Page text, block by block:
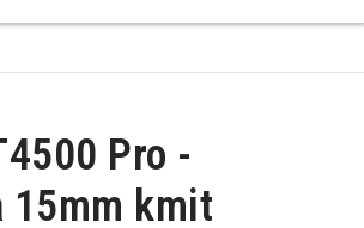
Pro -
15mm kmit